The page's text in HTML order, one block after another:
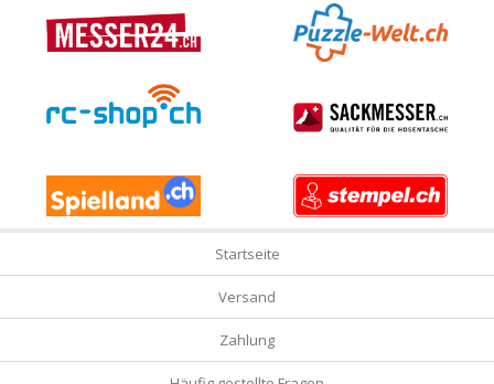
Startseite
Versand
Zahlung